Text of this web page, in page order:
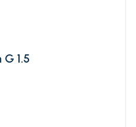
1.5